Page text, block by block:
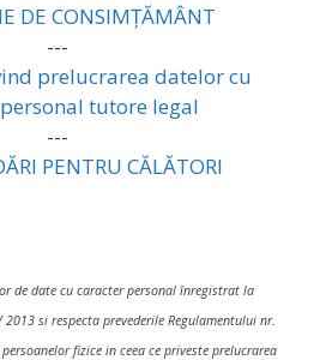
DE CONSIMȚĂMÂNT
---
prelucrarea datelor cu
tutore legal
---
PENTRU CĂLĂTORI
de date cu caracter personal înregistrat la
2013 si respecta prevederile Regulamentului nr.
fizice in ceea ce priveste prelucrarea